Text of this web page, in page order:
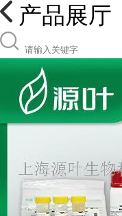
产品展厅